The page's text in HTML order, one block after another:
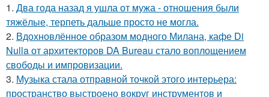
1. Два года назад я ушла от мужа - отношения были
тяжёлые, терпеть дальше просто не могла.
2. Вдохновлённое образом модного Милана, кафе Di
Nulla от архитекторов DA Bureau стало воплощением
свободы и импровизации.
3. Музыка стала отправной точкой этого интерьера:
пространство выстроено вокруг инструментов и